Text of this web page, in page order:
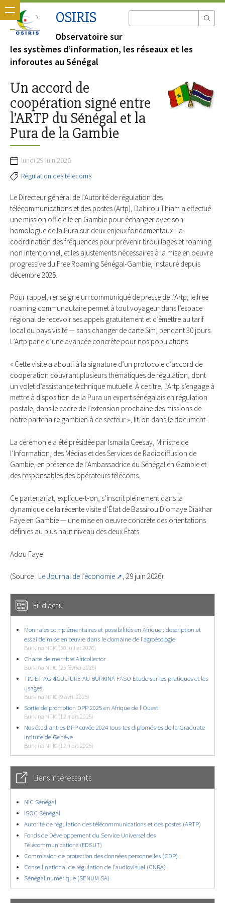
OSIRIS
Observatoire sur
les systèmes d’information, les réseaux et les
inforoutes au Sénégal
Un accord de
coopération signé entre
l’ARTP du Sénégal et la
Pura de la Gambie
lundi 29 juin 2026
Régulation des télécoms
Le Directeur général de l’Autorité de régulation des
télécommunications et des postes (Artp), Dahirou Thiam a effectué
une mission officielle en Gambie pour échanger avec son
homologue de la Pura sur deux enjeux fondamentaux : la
coordination des fréquences pour prévenir brouillages et roaming
non intentionnel, et les ajustements nécessaires à la mise en oeuvre
progressive du Free Roaming Sénégal-Gambie, instauré depuis
décembre 2025.
Pour rappel, renseigne un communiqué de presse de l’Artp, le free
roaming communautaire permet à tout voyageur dans l’espace
régional de recevoir ses appels gratuitement et d’émettre au tarif
local du pays visité — sans changer de carte Sim, pendant 30 jours.
L’Artp parle d’une avancée concrète pour nos populations.
« Cette visite a abouti à la signature d’un protocole d’accord de
coopération couvrant plusieurs thématiques de régulation, dont
un volet d’assistance technique mutuelle. À ce titre, l’Artp s’engage à
mettre à disposition de la Pura un expert sénégalais en régulation
postale, dans le cadre de l’extension prochaine des missions de
notre partenaire gambien à ce secteur », lit-on dans le document.
La cérémonie a été présidée par Ismaila Ceesay, Ministre de
l’Information, des Médias et des Services de Radiodiffusion de
Gambie, en présence de l’Ambassadrice du Sénégal en Gambie et
des responsables des opérateurs télécoms.
Ce partenariat, explique-t-on, s’inscrit pleinement dans la
dynamique de la récente visite d’État de Bassirou Diomaye Diakhar
Faye en Gambie — une mise en oeuvre concrète des orientations
définies au plus haut niveau des deux États.
Adou Faye
(Source : Le Journal de l’économie , 29 juin 2026)
Fil d'actu
Monnaies complémentaires et possibilités en Afrique : description et
essai de mise en œuvre dans le domaine de l’agroécologie
Burkina NTIC (30 juillet 2026)
Charte de membre Africollector
Burkina NTIC (25 février 2026)
TIC ET AGRICULTURE AU BURKINA FASO Étude sur les pratiques et les
usages
Burkina NTIC (9 avril 2025)
Sortie de promotion DPP 2025 en Afrique de l’Ouest
Burkina NTIC (12 mars 2025)
Nos étudiant-es DPP cuvée 2024 tous-tes diplomés-es de la Graduate
Intitute de Genève
Burkina NTIC (12 mars 2025)
Liens intéressants
NIC Sénégal
ISOC Sénégal
Autorité de régulation des télécommunications et des postes (ARTP)
Fonds de Développement du Service Universel des
Télécommunications (FDSUT)
Commission de protection des données personnelles (CDP)
Conseil national de régulation de l’audiovisuel (CNRA)
Sénégal numérique (SENUM SA)